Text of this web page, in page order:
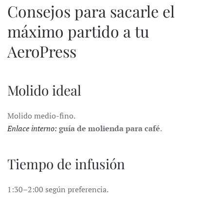
Consejos para sacarle el
máximo partido a tu
AeroPress
Molido ideal
Molido medio-fino.
Enlace interno: guía de molienda para café.
Tiempo de infusión
1:30–2:00 según preferencia.